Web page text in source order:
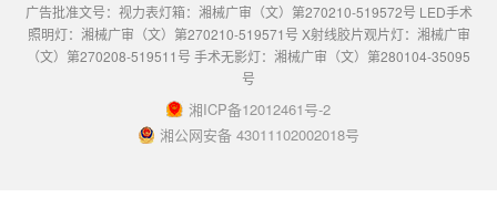
广告批准文号：视力表灯箱：湘械广审（文）第270210-519572号 LED手术
照明灯：湘械广审（文）第270210-519571号 X射线胶片观片灯：湘械广审
（文）第270208-519511号 手术无影灯：湘械广审（文）第280104-35095
号
湘ICP备12012461号-2
湘公网安备 43011102002018号